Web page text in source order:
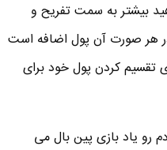
بیشتر به سمت تفریح و
هر صورت آن پول اضافه است
تقسیم کردن پول خود برای
رو یاد بازی پین بال می